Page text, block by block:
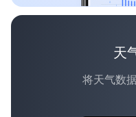
天
将天气数